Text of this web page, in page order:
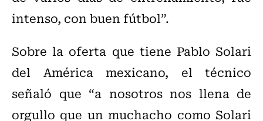
intenso, con buen fútbol”.
Sobre la oferta que tiene Pablo Solari
del América mexicano, el técnico
señaló que “a nosotros nos llena de
orgullo que un muchacho como Solari